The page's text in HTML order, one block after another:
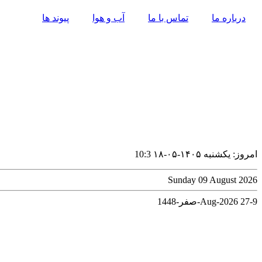
درباره ما تماس با ما آب و هوا پیوند ها
امروز: یکشنبه ۱۴۰۵-۰۵-۱۸ 10:3
Sunday 09 August 2026
9-Aug-2026 27-صفر-1448